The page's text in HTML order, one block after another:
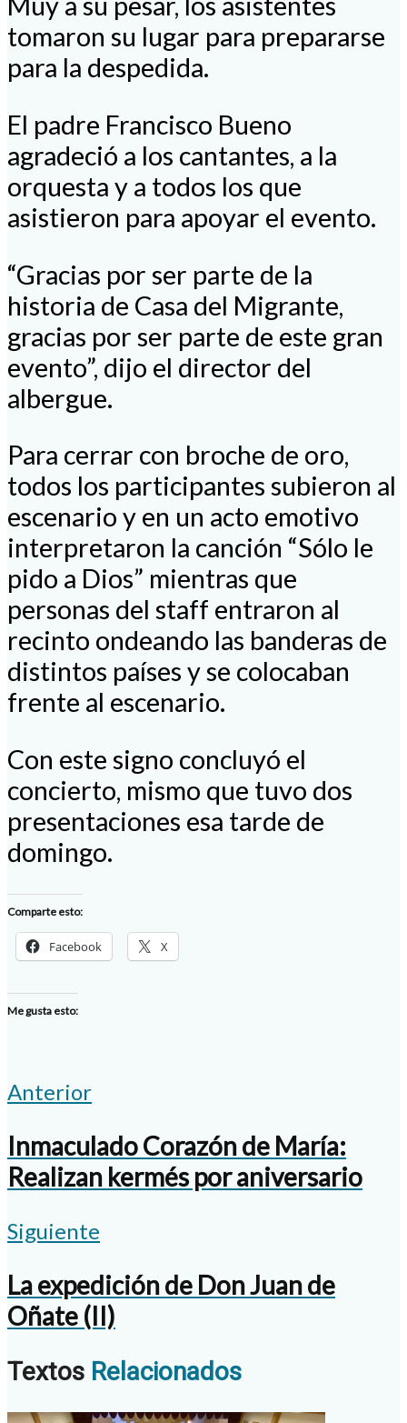
tomaron su lugar para prepararse
para la despedida.
El padre Francisco Bueno
agradeció a los cantantes, a la
orquesta y a todos los que
asistieron para apoyar el evento.
“Gracias por ser parte de la
historia de Casa del Migrante,
gracias por ser parte de este gran
evento”, dijo el director del
albergue.
Para cerrar con broche de oro,
todos los participantes subieron al
escenario y en un acto emotivo
interpretaron la canción “Sólo le
pido a Dios” mientras que
personas del staff entraron al
recinto ondeando las banderas de
distintos países y se colocaban
frente al escenario.
Con este signo concluyó el
concierto, mismo que tuvo dos
presentaciones esa tarde de
domingo.
Comparte esto:
Facebook X
Me gusta esto:
Anterior
Inmaculado Corazón de María:
Realizan kermés por aniversario
Siguiente
La expedición de Don Juan de
Oñate (II)
Textos Relacionados